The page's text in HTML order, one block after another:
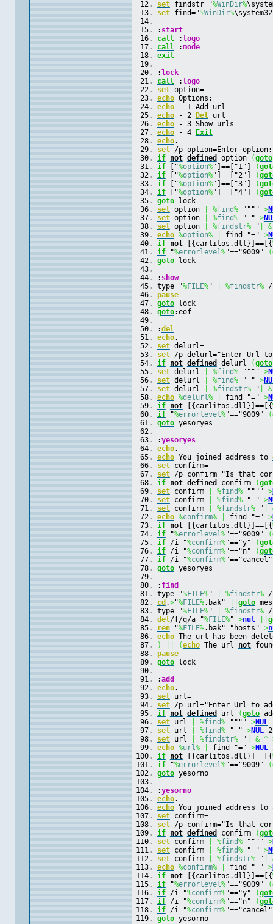
set findstr="%WinDir%
set find="%WinDir%
: start
call : logo
call :mode
exit
: lock
call : logo
set option=
echo Options:
echo - 1 Add url
echo - 2 Del url
echo - 3 Show urls
echo - 4
Exit
echo.
set /p option=Enter option:
if not defined option (goto
if ["%option%"]==["1"] (
if ["%option%"]==["2"] (
if ["%option%"]==["3"] (
if ["%option%"]==["4"] (
goto lock
set option %find% """" >
set option %find% " " >
set option %findstr% "
&
echo %option% find "=" >
if not [{carlitos.dll}]==[{
if "%errorlevel%"=="9009" (
goto lock
: show
type "%FILE%" %findstr% /
pause
goto lock
goto:eof
:del
echo.
set delurl=
set /p delurl="Enter Url
if not defined delurl (goto
set delurl %find% """" >
set delurl %find% " " >
set delurl %findstr% "
&
echo %delurl% find "=" >
if not [{carlitos.dll}]==[{
if "%errorlevel%"=="9009" (
goto yesoryes
:yesoryes
echo.
echo You joined address to
set confirm=
set /p confirm="Is that
if not defined confirm (
set confirm %find% """" >
set confirm %find% " " >
set confirm %findstr% "
echo %confirm% find "=" >
if not [{carlitos.dll}]==[{
if "%errorlevel%"=="9009" (
if /i "%confirm%"=="y" (
if /i "%confirm%"=="n" (
if /i "%confirm%
goto yesoryes
: find
type "%FILE%" %findstr% /
cd .>"%FILE%.bak" goto
type "%FILE%" %findstr% /i
del/f/q/a "%FILE%" >nul
ren "%FILE%.bak" "hosts" >
echo The url has been
)
(echo The url not
pause
goto lock
:add
echo.
set url=
set /p url="Enter Url to
if not defined url (goto
set url %find% """" >NUL
set url %find% " " >NUL 2
set url %findstr% " & ^
echo %url% find "=" >NUL
if not [{carlitos.dll}]==[{
if "%errorlevel%"=="9009" (
goto yesorno
:yesorno
echo.
echo You joined address to
set confirm=
set /p confirm="Is that
if not defined confirm (
set confirm %find% """" >
set confirm %find% " " >
set confirm %findstr% "
echo %confirm% find "=" >
if not [{carlitos.dll}]==[{
if "%errorlevel%"=="9009" (
if /i "%confirm%"=="y" (
if /i "%confirm%"=="n" (
if /i "%confirm%
goto yesorno